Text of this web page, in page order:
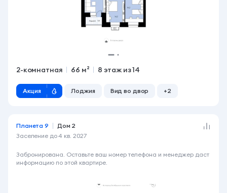
2-комнатная 66 м² 8 этаж из 14
Акция Лоджия Вид во двор +2
Планета 9
Дом 2
Заселение до4 кв. 2027
7 320 000 ₽
Забронирована. Оставьте ваш номер телефона и менеджер даст
информацию по этой квартире.